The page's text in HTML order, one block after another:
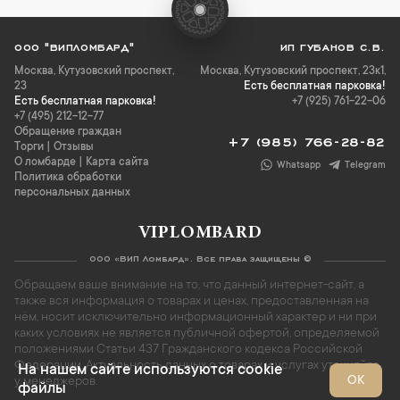
ООО "ВИПЛОМБАРД"
Москва, Кутузовский проспект,
23
Есть бесплатная парковка!
+7 (495) 212-12-77
Обращение граждан
Торги
Отзывы
О ломбарде
Карта сайта
Политика обработки
персональных данных
ИП ГУБАНОВ С.В.
Москва, Кутузовский проспект, 23к1,
Есть бесплатная парковка!
+7 (925) 761-22-06
+7 (985) 766-28-82
Whatsapp Telegram
VIPLOMBARD
ООО «ВИП Ломбард». Все права защищены ©
Обращаем ваше внимание на то, что данный интернет-сайт, а
также вся информация о товарах и ценах, предоставленная на
нём, носит исключительно информационный характер и ни при
каких условиях не является публичной офертой, определяемой
положениями Статьи 437 Гражданского кодекса Российской
Федерации. Актуальность данных о товарах и услугах уточняйте
у менеджеров.
На нашем сайте используются cookie
файлы
ОК